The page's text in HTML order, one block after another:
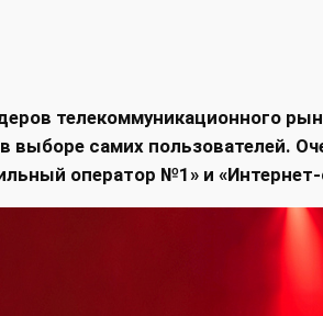
телекоммуникационного
выборе самих пользователей.
оператор №1» и